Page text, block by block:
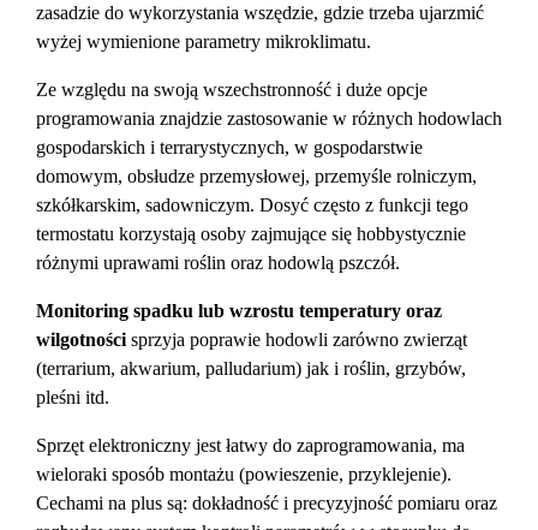
zasadzie do wykorzystania wszędzie, gdzie trzeba ujarzmić
wyżej wymienione parametry mikroklimatu.
Ze względu na swoją wszechstronność i duże opcje
programowania znajdzie zastosowanie w różnych hodowlach
gospodarskich i terrarystycznych, w gospodarstwie
domowym, obsłudze przemysłowej, przemyśle rolniczym,
szkółkarskim, sadowniczym. Dosyć często z funkcji tego
termostatu korzystają osoby zajmujące się hobbystycznie
różnymi uprawami roślin oraz hodowlą pszczół.
Monitoring spadku lub wzrostu temperatury oraz
wilgotności sprzyja poprawie hodowli zarówno zwierząt
(terrarium, akwarium, palludarium) jak i roślin, grzybów,
pleśni itd.
Sprzęt elektroniczny jest łatwy do zaprogramowania, ma
wieloraki sposób montażu (powieszenie, przyklejenie).
Cechami na plus są: dokładność i precyzyjność pomiaru oraz